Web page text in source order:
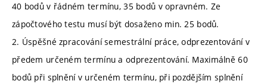
40 bodů v řádném termínu, 35 bodů v opravném. Ze
zápočtového testu musí být dosaženo min. 25 bodů.
2. Úspěšné zpracování semestrální práce, odprezentování v
předem určeném termínu a odprezentování. Maximálně 60
bodů při splnění v určeném termínu, při pozdějším splnění